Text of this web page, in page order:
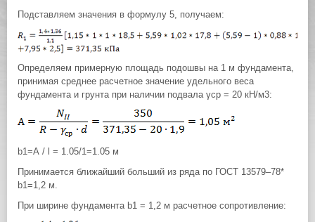
Подставляем значения в формулу 5, получаем:
Определяем примерную площадь подошвы на 1 м фундамента,
принимая среднее расчетное значение удельного веса
фундамента и грунта при наличии подвала γcр = 20 кН/м3:
b1=А / l = 1.05/1=1.05 м
Принимается ближайший больший из ряда по ГОСТ 13579–78*
b1=1,2 м.
При ширине фундамента b1 = 1,2 м расчетное сопротивление: